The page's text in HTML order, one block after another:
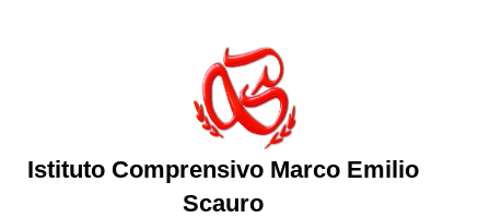
Istituto Comprensivo Marco Emilio
Scauro